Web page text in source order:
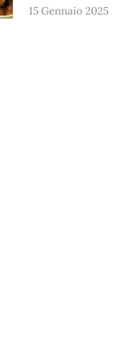
15 Gennaio 2025